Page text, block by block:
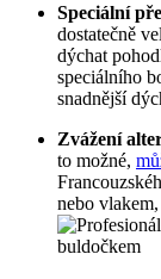
Speciální
dostatečně
dýchat
speciálního
snadnější
Zvážení
to možné,
nebo